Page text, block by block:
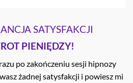
SATYSFAKCJI
PIENIĘDZY!
po zakończeniu sesji hipnozy
żadnej satysfakcji i powiesz mi